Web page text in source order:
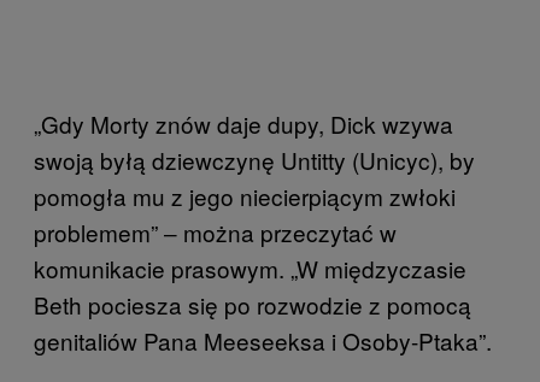
„Gdy Morty znów daje dupy, Dick wzywa
swoją byłą dziewczynę Untitty (Unicyc), by
pomogła mu z jego niecierpiącym zwłoki
problemem” ‒ można przeczytać w
komunikacie prasowym. „W międzyczasie
Beth pociesza się po rozwodzie z pomocą
genitaliów Pana Meeseeksa i Osoby-Ptaka”.